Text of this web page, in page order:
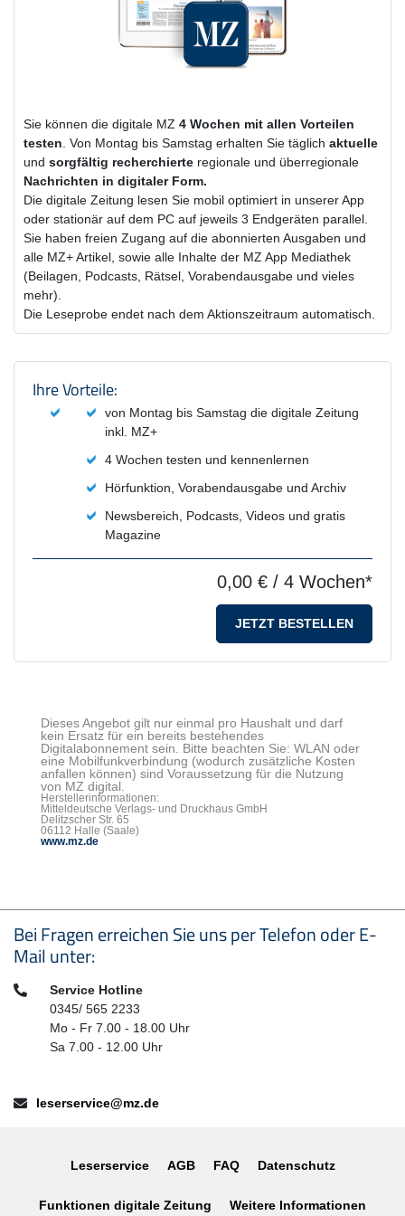
Sie können die digitale MZ 4 Wochen mit allen Vorteilen
testen. Von Montag bis Samstag erhalten Sie täglich aktuelle
und sorgfältig recherchierte regionale und überregionale
Nachrichten in digitaler Form.
Die digitale Zeitung lesen Sie mobil optimiert in unserer App
oder stationär auf dem PC auf jeweils 3 Endgeräten parallel.
Sie haben freien Zugang auf die abonnierten Ausgaben und
alle MZ+ Artikel, sowie alle Inhalte der MZ App Mediathek
(Beilagen, Podcasts, Rätsel, Vorabendausgabe und vieles
mehr).
Die Leseprobe endet nach dem Aktionszeitraum automatisch.
Produktzusammenfassung und
Ihre Vorteile:
von Montag bis Samstag die digitale Zeitung
inkl. MZ+
4 Wochen testen und kennenlernen
Hörfunktion, Vorabendausgabe und Archiv
Newsbereich, Podcasts, Videos und gratis
Magazine
0,00 € / 4 Wochen*
JETZT BESTELLEN
Dieses Angebot gilt nur einmal pro Haushalt und darf
kein Ersatz für ein bereits bestehendes
Digitalabonnement sein. Bitte beachten Sie: WLAN oder
eine Mobilfunkverbindung (wodurch zusätzliche Kosten
anfallen können) sind Voraussetzung für die Nutzung
von MZ digital.
Herstellerinformationen:
Mitteldeutsche Verlags- und Druckhaus GmbH
Delitzscher Str. 65
06112 Halle (Saale)
www.mz.de
Seitenfußbereich
Bei Fragen erreichen Sie uns per Telefon oder E-
Mail unter:
Telefon:Service Hotline
0345/ 565 2233
Mo - Fr 7.00 - 18.00 Uhr
Sa 7.00 - 12.00 Uhr
E-Mail:leserservice@mz.de
Leserservice AGB FAQ Datenschutz
Funktionen digitale Zeitung Weitere Informationen